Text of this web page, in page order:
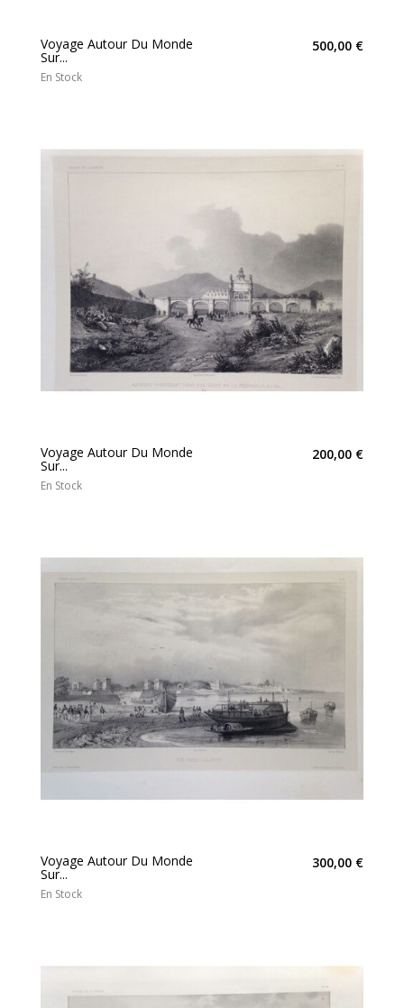
Voyage Autour Du Monde
Sur...
500,00 €
En Stock
Voyage Autour Du Monde
Sur...
200,00 €
En Stock
Voyage Autour Du Monde
Sur...
300,00 €
En Stock